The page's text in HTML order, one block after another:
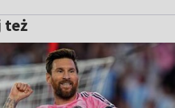
też